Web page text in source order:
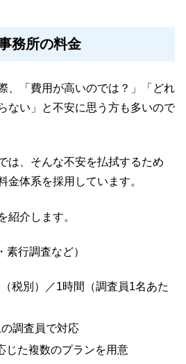
務所の料金
、「費用が高いのでは？」「どれ
ない」と不安に思う方も多いので
は、そんな不安を払拭するため
金体系を採用しています。
紹介します。
行調査など）
税別）／1時間（調査員1名あた
調査員で対応
じた複数のプランを用意